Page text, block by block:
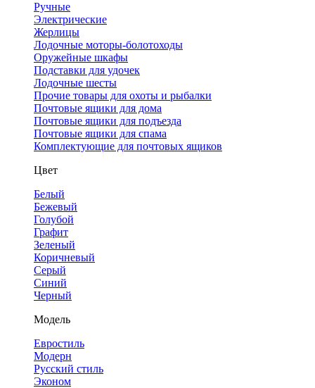
Ручные
Электрические
Жерлицы
Лодочные моторы-болотоходы
Оружейные шкафы
Подставки для удочек
Лодочные шесты
Прочие товары для охоты и рыбалки
Почтовые ящики для дома
Почтовые ящики для подъезда
Почтовые ящики для спама
Комплектующие для почтовых ящиков
Цвет
Белый
Бежевый
Голубой
Графит
Зеленый
Коричневый
Серый
Синий
Черный
Модель
Евростиль
Модерн
Русский стиль
Эконом